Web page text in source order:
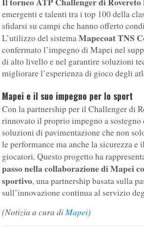
emergenti e talenti tra i top 100 della
sfidarsi su campi che hanno offerto
L’utilizzo del sistemaMapecoat TNS
confermato l’impegno di Mapei nel
di alto livello e nel garantire soluzioni
migliorare l’esperienza di gioco degli
Mapei e il suo impegno per lo sport
Con la partnership per il Challenger di
rinnovato il proprio impegno a
soluzioni di pavimentazione che non
le performance ma anche la sicurezza e
giocatori. Questo progetto ha
passo nella collaborazione di Mapei
sportivo, una partnership basata sulla
sull’innovazione continua al servizio
(Notizia a cura diMapei)